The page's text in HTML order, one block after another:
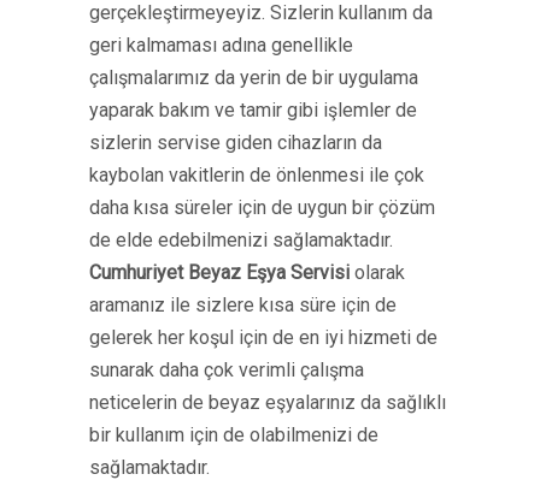
gerçekleştirmeyeyiz. Sizlerin kullanım da
geri kalmaması adına genellikle
çalışmalarımız da yerin de bir uygulama
yaparak bakım ve tamir gibi işlemler de
sizlerin servise giden cihazların da
kaybolan vakitlerin de önlenmesi ile çok
daha kısa süreler için de uygun bir çözüm
de elde edebilmenizi sağlamaktadır.
Cumhuriyet Beyaz Eşya Servisi olarak
aramanız ile sizlere kısa süre için de
gelerek her koşul için de en iyi hizmeti de
sunarak daha çok verimli çalışma
neticelerin de beyaz eşyalarınız da sağlıklı
bir kullanım için de olabilmenizi de
sağlamaktadır.